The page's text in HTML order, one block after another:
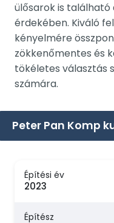
ülősarok is
érdekében. Kiváló
kényelmére
zökkenőmentes és
tökéletes választás
számára.
Peter Pan Komp
Építési év
2023
Építész